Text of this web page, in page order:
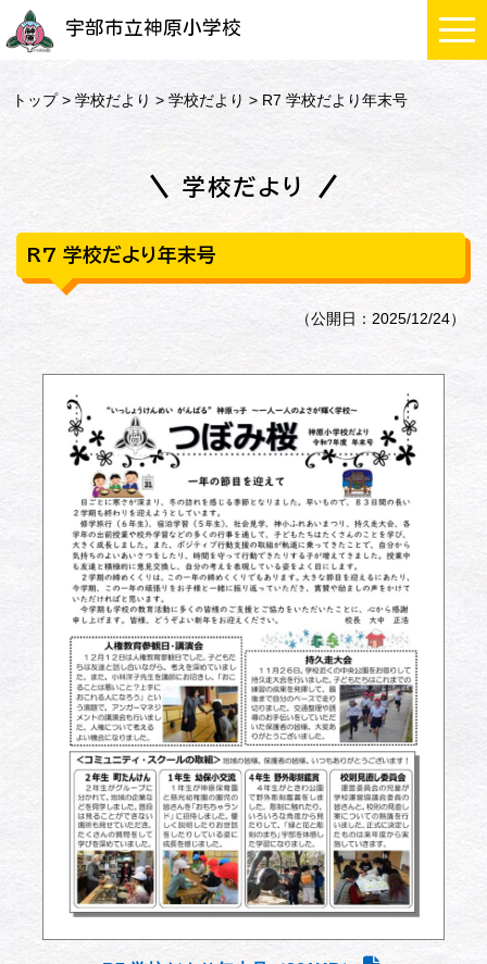
宇部市立神原小学校
トップ>学校だより >学校だより > R7 学校だより年末号
学校だより
R7 学校だより年末号
（公開日：2025/12/24）